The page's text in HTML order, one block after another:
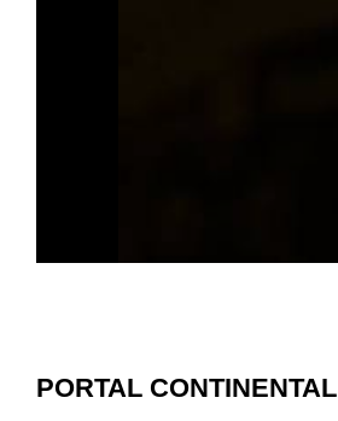
PORTAL CONTINENTAL